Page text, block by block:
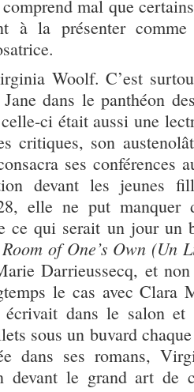
mal que
à la présenter
Woolf. C’est
dans le panthéon
ci était aussi une
critiques, son
ses conférences
devant les jeunes
elle ne put manquer
ce qui serait un jour un
of One’s Own (Un
Darrieussecq, et
le cas avec Clara
écrivait dans le salon
sous un buvard
dans ses romans,
devant le grand art de